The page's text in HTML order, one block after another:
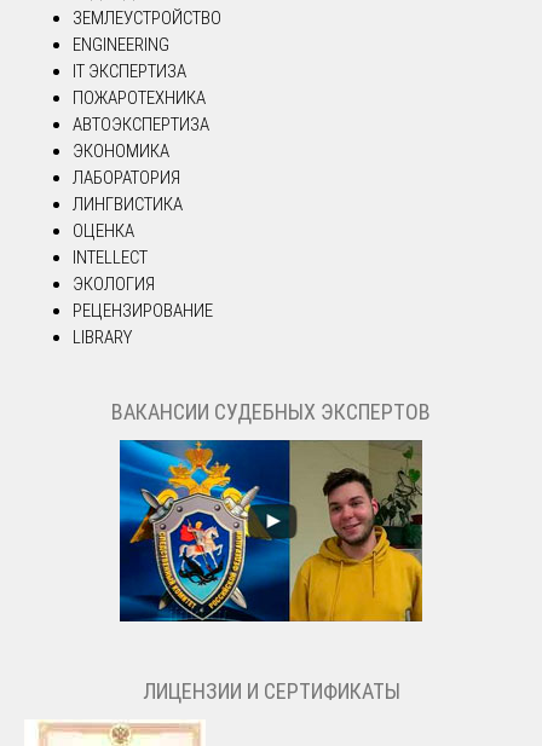
ЗЕМЛЕУСТРОЙСТВО
ENGINEERING
IT ЭКСПЕРТИЗА
ПОЖАРОТЕХНИКА
АВТОЭКСПЕРТИЗА
ЭКОНОМИКА
ЛАБОРАТОРИЯ
ЛИНГВИСТИКА
ОЦЕНКА
INTELLECT
ЭКОЛОГИЯ
РЕЦЕНЗИРОВАНИЕ
LIBRARY
ВАКАНСИИ СУДЕБНЫХ ЭКСПЕРТОВ
ЛИЦЕНЗИИ И СЕРТИФИКАТЫ